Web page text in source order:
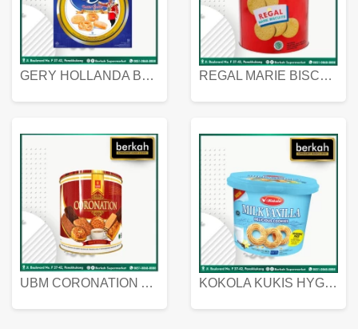
GERY HOLLANDA BUTTER COOKIES 450 GRAM REGAL MARIE BISCUIT KALENG 550 GRAM
UBM CORONATION ASSORTED BISKUIT KALENG 450 GRAM KOKOLA KUKIS HYGIENIC MILK VANILLA PACK 320 GR